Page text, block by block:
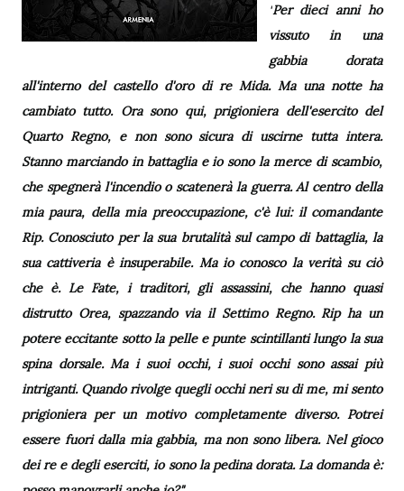
"Per dieci anni ho
vissuto in una
gabbia dorata
all'interno del castello d'oro di re Mida. Ma una notte ha
cambiato tutto. Ora sono qui, prigioniera dell'esercito del
Quarto Regno, e non sono sicura di uscirne tutta intera.
Stanno marciando in battaglia e io sono la merce di scambio,
che spegnerà l'incendio o scatenerà la guerra. Al centro della
mia paura, della mia preoccupazione, c'è lui: il comandante
Rip. Conosciuto per la sua brutalità sul campo di battaglia, la
sua cattiveria è insuperabile. Ma io conosco la verità su ciò
che è. Le Fate, i traditori, gli assassini, che hanno quasi
distrutto Orea, spazzando via il Settimo Regno. Rip ha un
potere eccitante sotto la pelle e punte scintillanti lungo la sua
spina dorsale. Ma i suoi occhi, i suoi occhi sono assai più
intriganti. Quando rivolge quegli occhi neri su di me, mi sento
prigioniera per un motivo completamente diverso. Potrei
essere fuori dalla mia gabbia, ma non sono libera. Nel gioco
dei re e degli eserciti, io sono la pedina dorata. La domanda è: